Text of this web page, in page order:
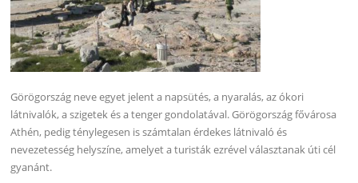
Görögország neve egyet jelent a napsütés, a nyaralás, az ókori
látnivalók, a szigetek és a tenger gondolatával. Görögország fővárosa
Athén, pedig ténylegesen is számtalan érdekes látnivaló és
nevezetesség helyszíne, amelyet a turisták ezrével választanak úti cél
gyanánt.